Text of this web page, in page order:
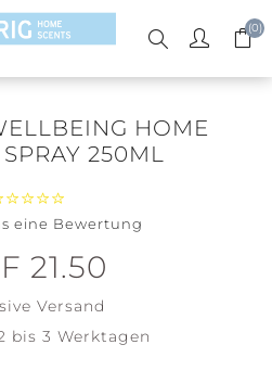
(0)
HOME
250ML
eine Bewertung
21.50
Versand
bis 3 Werktagen